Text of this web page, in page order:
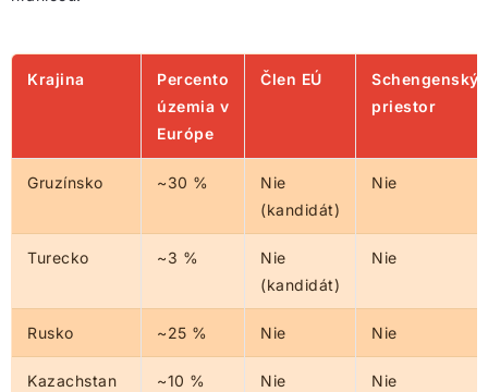
Krajina
Percento
územia v
Európe
Člen EÚ
Schengenský
priestor
Gruzínsko ~30 %
Nie
(kandidát)
Nie
Turecko ~3 %
Nie
(kandidát)
Nie
Rusko ~25 % Nie Nie
Kazachstan ~10 % Nie Nie